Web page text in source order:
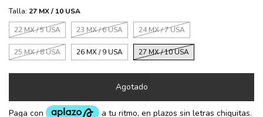
Talla: 27 MX / 10 USA
22 MX / 5 USA
23 MX / 6 USA 24 MX / 7 USA
25 MX / 8 USA 26 MX / 9 USA 27 MX / 10 USA